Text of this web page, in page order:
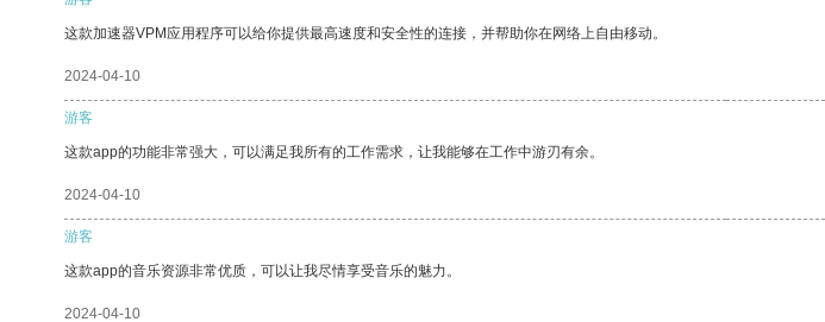
这款加速器VPM应用程序可以给你提供最高速度和安全性的连接，并帮助你在网络上自由移动。
2024-04-10
游客
这款app的功能非常强大，可以满足我所有的工作需求，让我能够在工作中游刃有余。
2024-04-10
游客
这款app的音乐资源非常优质，可以让我尽情享受音乐的魅力。
2024-04-10